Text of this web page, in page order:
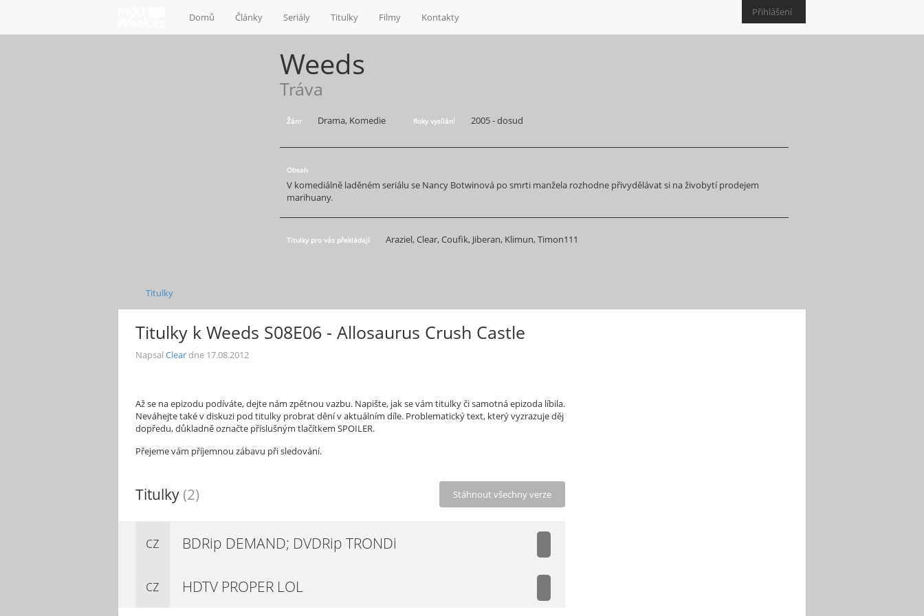
Přihlášení
Domů Články Seriály Titulky Filmy Kontakty
Weeds
Tráva
Žánr Drama, Komedie Roky vysílání 2005 - dosud
Obsah
V komediálně laděném seriálu se Nancy Botwinová po smrti manžela rozhodne přivydělávat si na živobytí prodejem
marihuany.
Titulky pro vás překládají Araziel, Clear, Coufik, Jiberan, Klimun, Timon111
Titulky
Titulky k Weeds S08E06 - Allosaurus Crush Castle
Napsal Cleardne 17.08.2012
Až se na epizodu podíváte, dejte nám zpětnou vazbu. Napište, jak se vám titulky či samotná epizoda líbila.
Neváhejte také v diskuzi pod titulky probrat dění v aktuálním díle. Problematický text, který vyzrazuje děj
dopředu, důkladně označte příslušným tlačítkem SPOILER.
Přejeme vám příjemnou zábavu při sledování.
Titulky (2) Stáhnout všechny verze
cz BDRip DEMAND; DVDRip TRONDi
cz HDTV PROPER LOL